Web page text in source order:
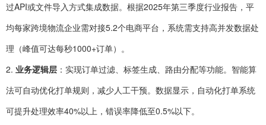
过API或文件导入方式集成数据。根据2025年第三季度行业报告，平
均每家跨境物流企业需对接5.2个电商平台，系统需支持高并发数据处
理（峰值可达每秒1000+订单）。
2. 业务逻辑层 ：实现订单过滤、标签生成、路由分配等功能。智能算
法可自动优化打单规则，减少人工干预。数据显示，自动化打单系统
可提升处理效率40%以上，错误率降低至0.5%以下。